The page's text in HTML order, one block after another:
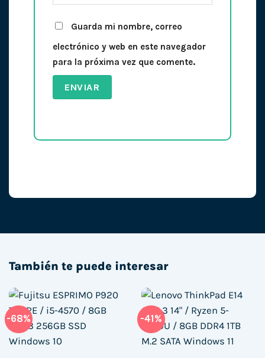
Guarda mi nombre, correo
electrónico y web en este navegador
para la próxima vez que comente.
También te puede interesar
-68% -41%